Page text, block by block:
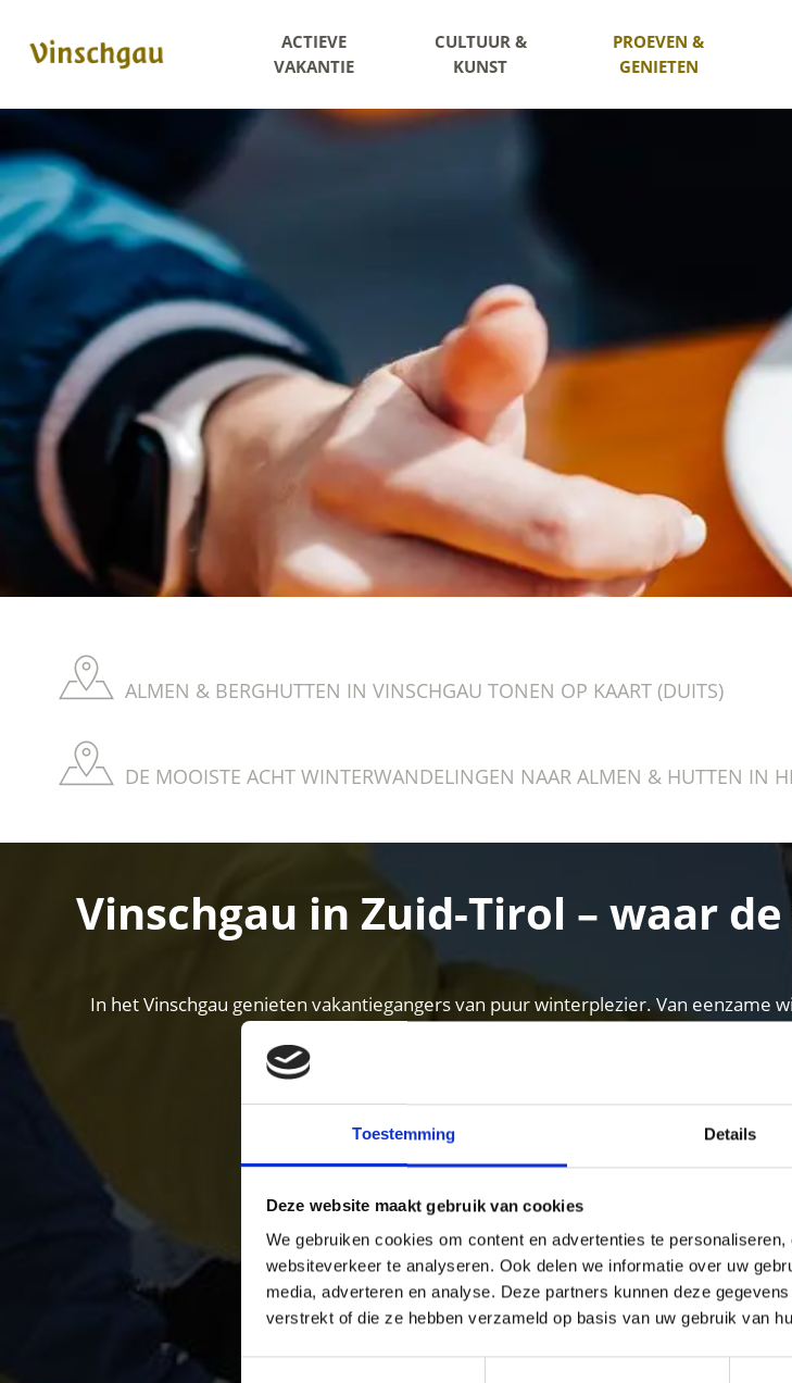
Toestemming Details
Deze website maakt gebruik van cookies
We gebruiken cookies om content en advertenties te
websiteverkeer te analyseren. Ook delen we informatie over uw
media, adverteren en analyse. Deze partners kunnen deze
verstrekt of die ze hebben verzameld op basis van uw gebruik van
ACTIEVE
VAKANTIE
CULTUUR &
KUNST
PROEVEN &
GENIETEN
ALMEN & BERGHUTTEN IN VINSCHGAU TONEN OP KAART (DUITS)
DE MOOISTE ACHT WINTERWANDELINGEN NAAR ALMEN & HUTTEN IN
Vinschgau in Zuid-Tirol – waar
In het Vinschgau genieten vakantiegangers van puur winterplezier. Van